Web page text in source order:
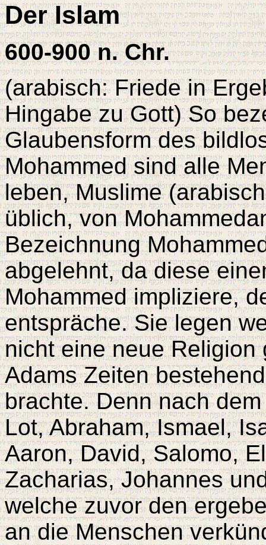
Der Islam
600-900 n. Chr.
(arabisch: Friede in
Hingabe zu Gott) So
Glaubensform des
Mohammed sind alle
leben, Muslime
üblich, von
Bezeichnung
abgelehnt, da diese
Mohammed impliziere,
entspräche. Sie legen
nicht eine neue
Adams Zeiten
brachte. Denn nach
Lot, Abraham, Ismael,
Aaron, David, Salomo,
Zacharias, Johannes
welche zuvor den
an die Menschen